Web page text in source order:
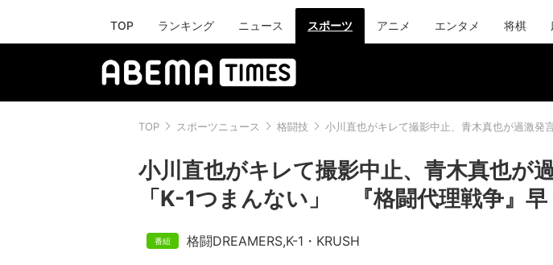
TOP ランキング ニュース スポーツ アニメ エンタメ 将棋
TOP スポーツニュース 格闘技 小川直也がキレて撮影中止、青木真也が過激発
小川直也がキレて撮影中止、青木真也が
「K-1つまんない」 『格闘代理戦争』早
格闘DREAMERS,K-1・KRUSH